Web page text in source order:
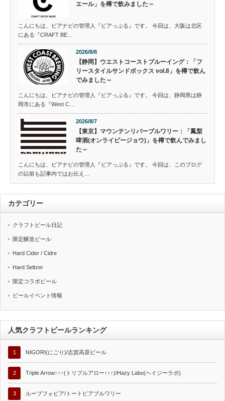
エール」を樽で飲みました～
こんにちは、ビアナビの管理人『ビアっぷる』です。 今回は、大阪は北区
にある『CRAFT BE…
2026/8/8
【静岡】ウエストコーストブルーイング：「フ
リースタイルサンドボックス vol.8」を樽で飲ん
でみました～
こんにちは、ビアナビの管理人『ビアっぷる』です。 今回は、静岡県は静
岡市にある『West C…
2026/8/7
【東京】マウンテンリバーブルワリー：「鳳梨
啤酒(オンライピージョウ)」を樽で飲んでみまし
た～
こんにちは、ビアナビの管理人『ビアっぷる』です。 今回は、このブログ
の以前も記事内ではお伝え…
カテゴリー
クラフトビール日記
限定醸造ビール
Hard Cider / Cidre
Hard Seltzer
限定コラボビール
ビールイベント情報
人気クラフトビールランキング
1 NIGORI(にごり)/志賀高原ビール
2 Triple Arrow↑↑↑(トリプルアロー↑↑↑)/Hazy Labo(ヘイジーラボ)
3 ループフォビア/トートピアブルワリー